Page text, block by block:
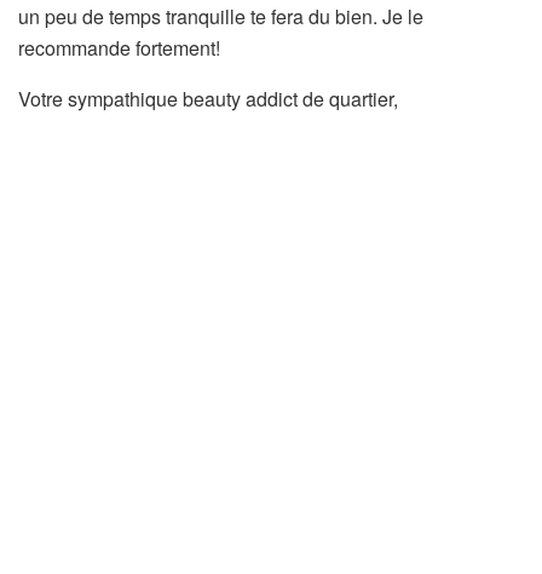
un peu de temps tranquille te fera du bien. Je le
recommande fortement!
Votre sympathique beauty addict de quartier,